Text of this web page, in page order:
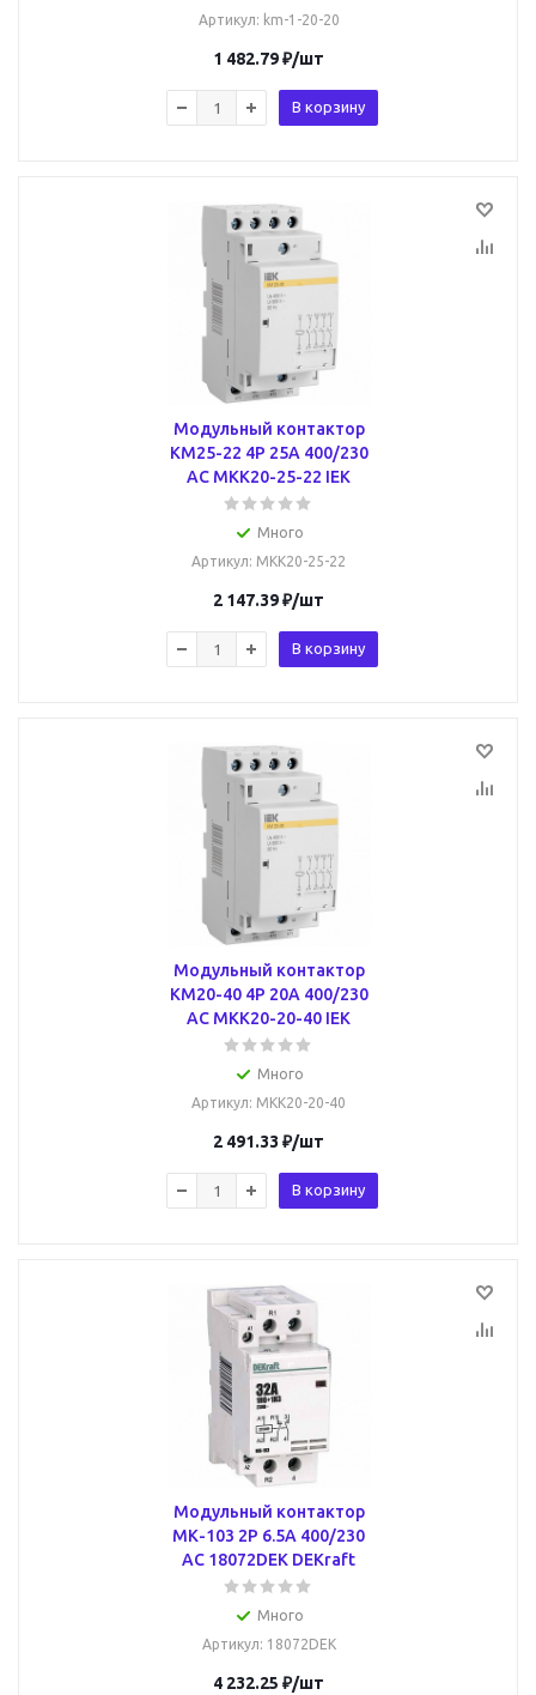
Артикул: km-1-20-20
1 482.79₽/шт
В корзину
Модульный контактор
КМ25-22 4P 25А 400/230
AC MKK20-25-22 IEK
Много
Артикул: MKK20-25-22
2 147.39₽/шт
В корзину
Модульный контактор
КМ20-40 4P 20А 400/230
AC MKK20-20-40 IEK
Много
Артикул: MKK20-20-40
2 491.33 ₽/шт
В корзину
Модульный контактор
МК-103 2P 6.5А 400/230
AC 18072DEK DEKraft
Много
Артикул: 18072DEK
4 232.25 ₽/шт